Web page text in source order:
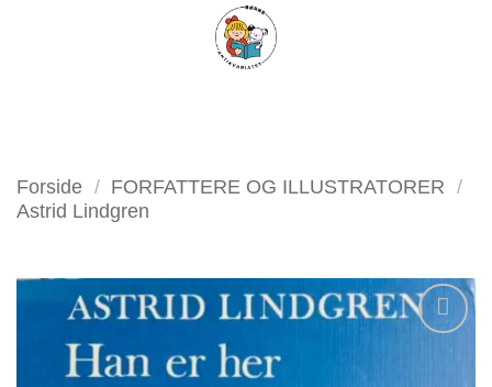
FILTER
Forside / FORFATTERE OG ILLUSTRATORER /
Astrid Lindgren